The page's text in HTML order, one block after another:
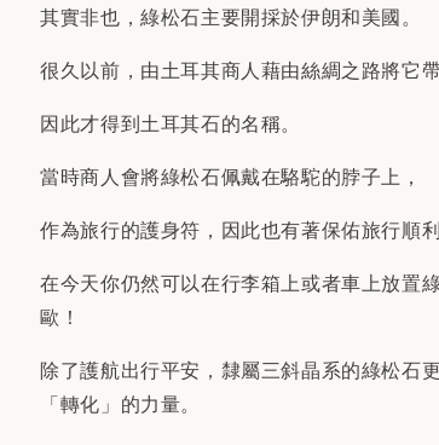
其實非也，綠松石主要開採於伊朗和美國。
很久以前，由土耳其商人藉由絲綢之路將它
因此才得到土耳其石的名稱。
當時商人會將綠松石佩戴在駱駝的脖子上，
作為旅行的護身符，因此也有著保佑旅行順利
在今天你仍然可以在行李箱上或者車上放置
歐！
除了護航出行平安，隸屬三斜晶系的綠松石
「轉化」的力量。